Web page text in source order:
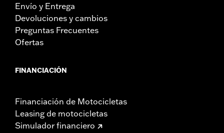
Envío y Entrega
Devoluciones y cambios
Preguntas Frecuentes
Ofertas
FINANCIACIÓN
Financiación de Motocicletas
Leasing de motocicletas
Simulador financiero